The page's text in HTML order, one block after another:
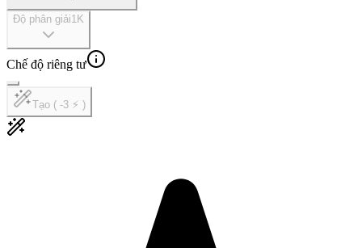
Độ phân giải1K
Chế độ riêng tư
Tạo ( -3 ⚡ )